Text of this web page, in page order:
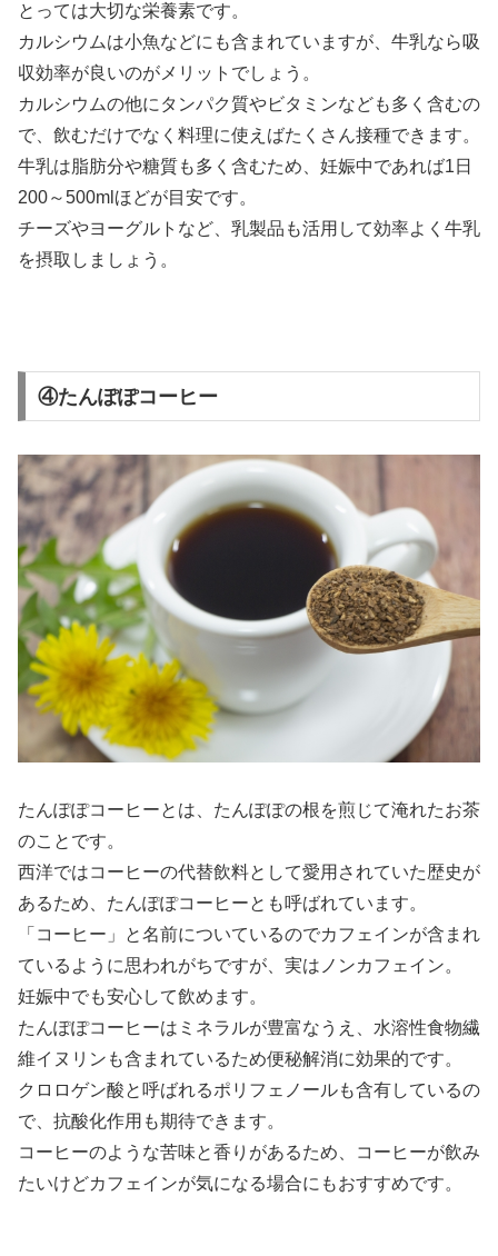
とっては大切な栄養素です。
カルシウムは小魚などにも含まれていますが、牛乳なら吸
収効率が良いのがメリットでしょう。
カルシウムの他にタンパク質やビタミンなども多く含むの
で、飲むだけでなく料理に使えばたくさん接種できます。
牛乳は脂肪分や糖質も多く含むため、妊娠中であれば1日
200～500mlほどが目安です。
チーズやヨーグルトなど、乳製品も活用して効率よく牛乳
を摂取しましょう。
④たんぽぽコーヒー
たんぽぽコーヒーとは、たんぽぽの根を煎じて淹れたお茶
のことです。
西洋ではコーヒーの代替飲料として愛用されていた歴史が
あるため、たんぽぽコーヒーとも呼ばれています。
「コーヒー」と名前についているのでカフェインが含まれ
ているように思われがちですが、実はノンカフェイン。
妊娠中でも安心して飲めます。
たんぽぽコーヒーはミネラルが豊富なうえ、水溶性食物繊
維イヌリンも含まれているため便秘解消に効果的です。
クロロゲン酸と呼ばれるポリフェノールも含有しているの
で、抗酸化作用も期待できます。
コーヒーのような苦味と香りがあるため、コーヒーが飲み
たいけどカフェインが気になる場合にもおすすめです。